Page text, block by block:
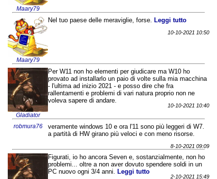
Maary79
Maary79
Nel tuo paese delle meraviglie, forse.Leggi tutto
10-10-2021 10:50
Gladiator
Per W11 non ho elementi per giudicare ma W10 ho
provato ad installarlo un paio di volte sulla mia macchina
- l'ultima ad inizio 2021 - e posso dire che fra
rallentamenti e problemi di vari natura proprio non ne
voleva sapere di andare.
10-10-2021 10:40
robmura76
veramente windows 10 e ora l'11 sono più leggeri di W7.
a partità di HW girano più veloci e con meno risorse.
8-10-2021 09:09
Figurati, io ho ancora Seven e, sostanzialmente, non ho
problemi... oltre a non aver dovuto spendere soldi in un
PC nuovo ogni 3/4 anni. Leggi tutto
2-10-2021 15:49